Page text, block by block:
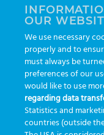
auditoria
congresso
enterprise etrack
GreinerBioOne
inovação ISO15189
preanalitica
OUR
We use necessary
properly and to
must always be
preferences of our
would like to use
regarding data
Statistics and
countries (outside